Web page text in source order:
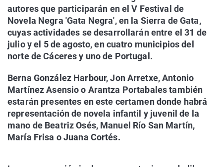
autores que participarán en el V Festival de
Novela Negra 'Gata Negra', en la Sierra de Gata,
cuyas actividades se desarrollarán entre el 31 de
julio y el 5 de agosto, en cuatro municipios del
norte de Cáceres y uno de Portugal.
Berna González Harbour, Jon Arretxe, Antonio
Martínez Asensio o Arantza Portabales también
estarán presentes en este certamen donde habrá
representación de novela infantil y juvenil de la
mano de Beatriz Osés, Manuel Río San Martín,
María Frisa o Juana Cortés.